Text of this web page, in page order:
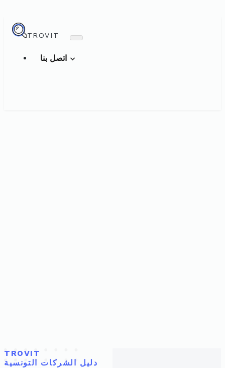
TROVIT
TROVIT
دليل الشركات التونسية